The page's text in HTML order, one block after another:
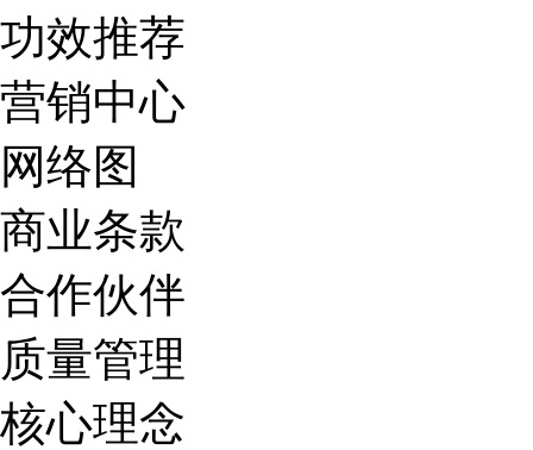
功效推荐
营销中心
网络图
商业条款
合作伙伴
质量管理
核心理念